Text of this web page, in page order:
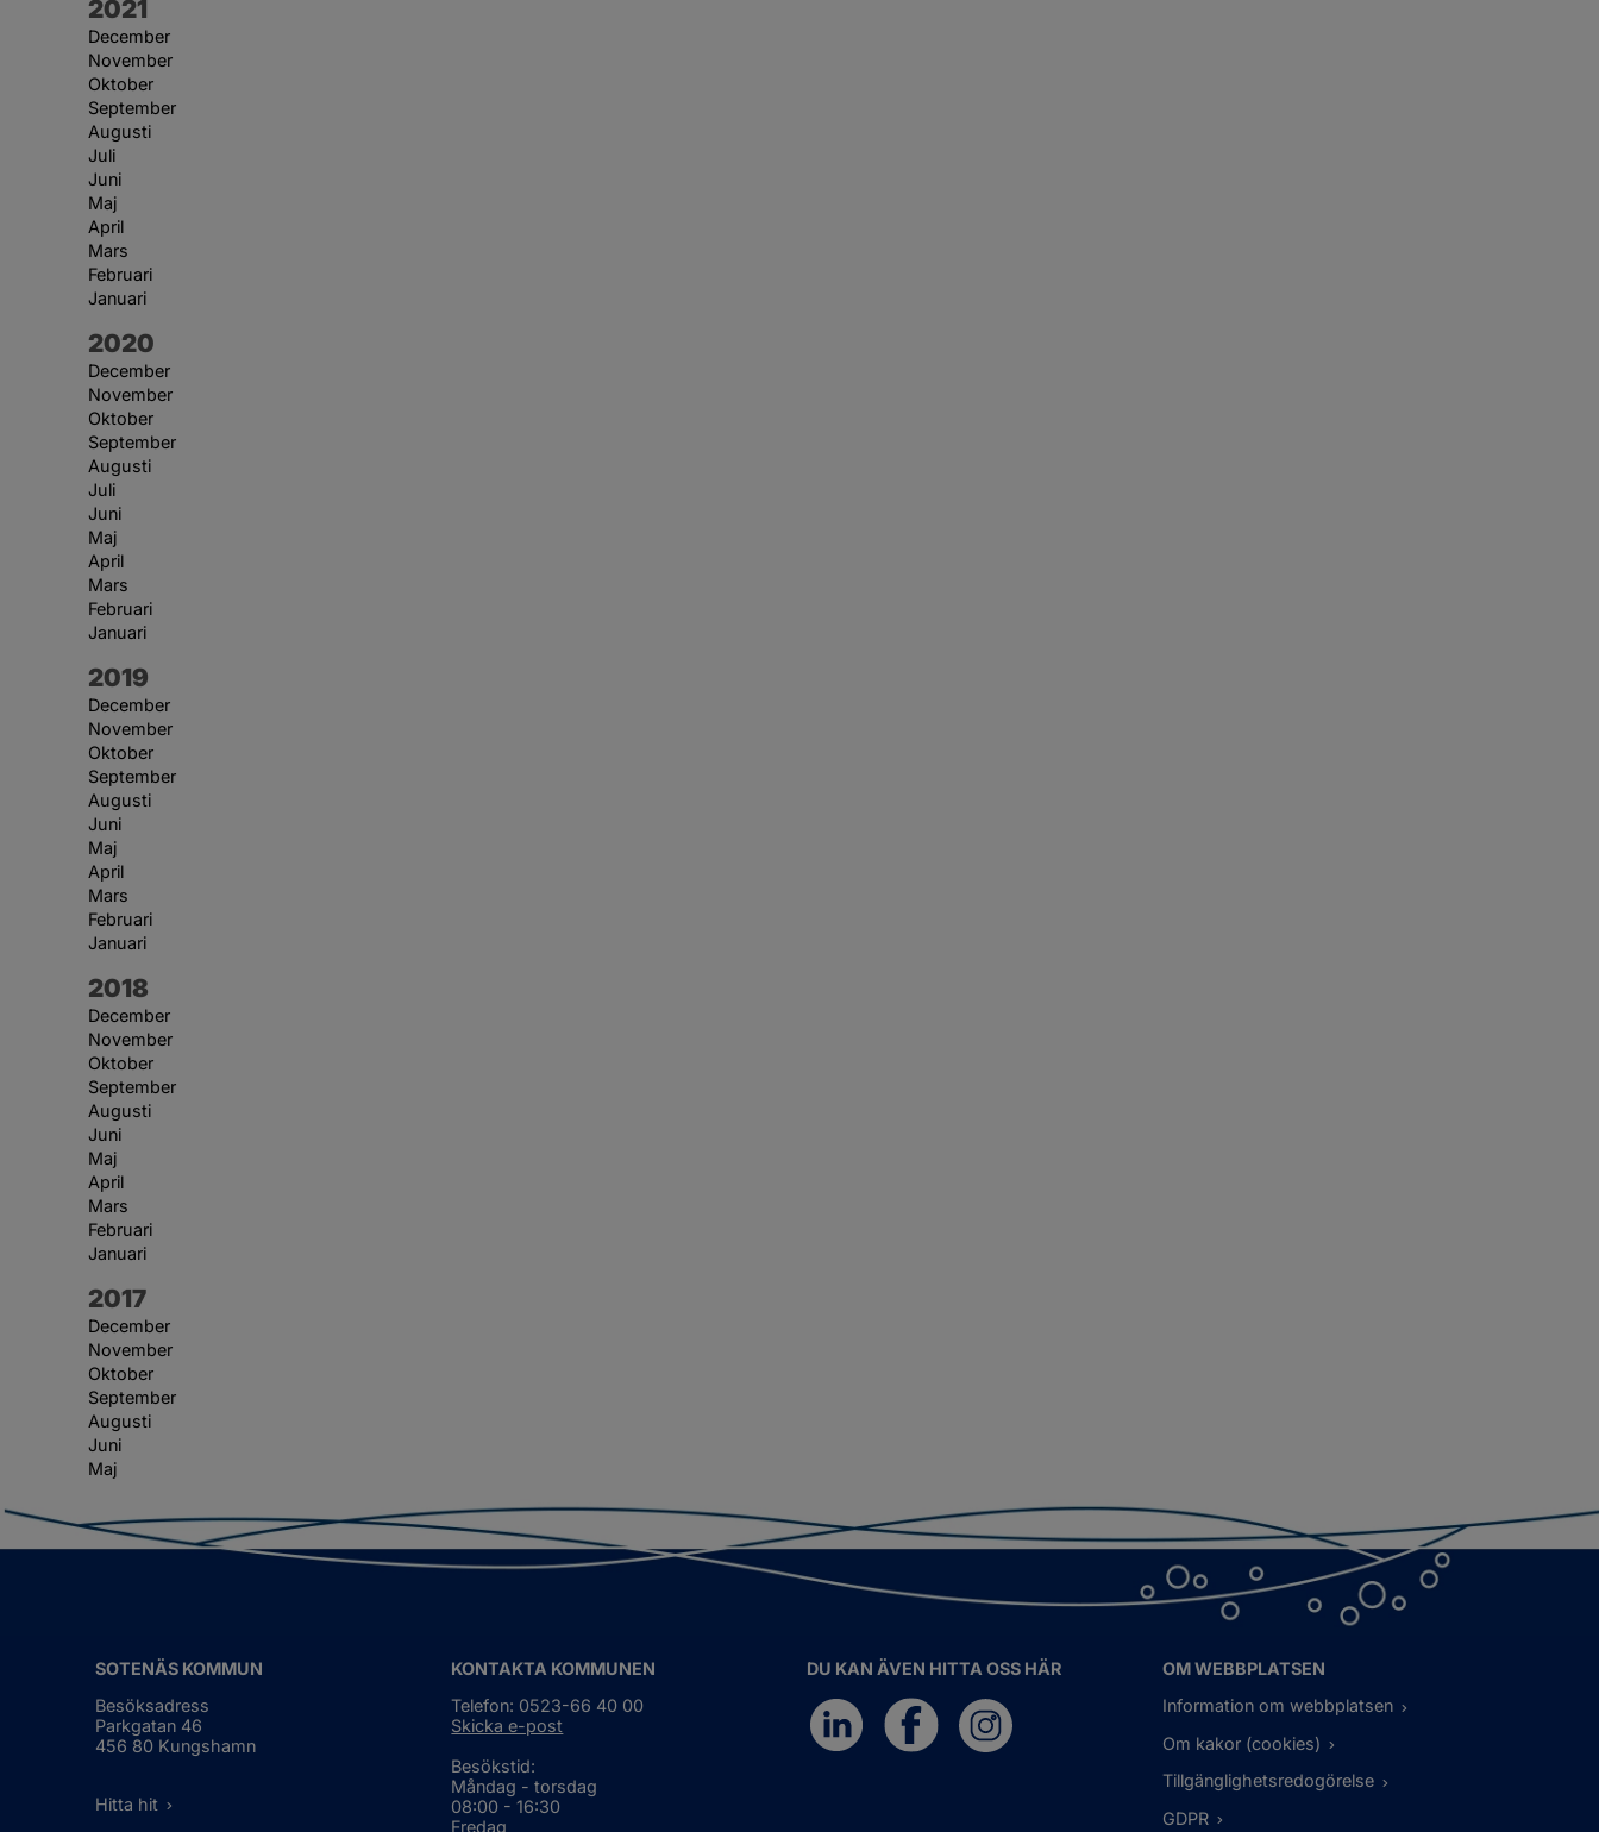
År:
2021
December
November
Oktober
September
Augusti
Juli
Juni
Maj
April
Mars
Februari
Januari
År:
2020
December
November
Oktober
September
Augusti
Juli
Juni
Maj
April
Mars
Februari
Januari
År:
2019
December
November
Oktober
September
Augusti
Juni
Maj
April
Mars
Februari
Januari
År:
2018
December
November
Oktober
September
Augusti
Juni
Maj
April
Mars
Februari
Januari
År:
2017
December
November
Oktober
September
Augusti
Juni
Maj
SOTENÄS KOMMUN
Besöksadress
Parkgatan 46
456 80 Kungshamn
Hitta hit
KONTAKTA KOMMUNEN
Telefon: 0523-66 40 00
Skicka e-post
Besökstid:
Måndag - torsdag
08:00 - 16:30
Fredag
DU KAN ÄVEN HITTA OSS HÄR
OM WEBBPLATSEN
Information om webbplatsen
Om kakor (cookies)
Tillgänglighetsredogörelse
GDPR